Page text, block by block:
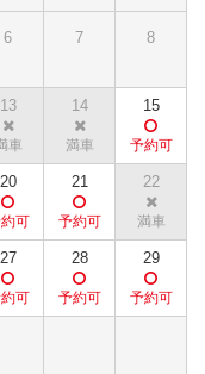
6 7 8
13 14 15
20 21 22
27 28 29